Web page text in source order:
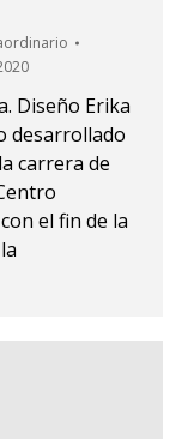
Diseño Erika
desarrollado
carrera de
el fin de la